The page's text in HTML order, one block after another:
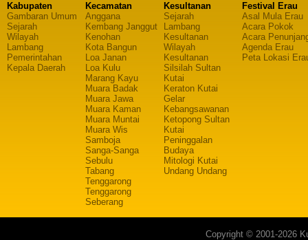
Kabupaten
Gambaran Umum
Sejarah
Wilayah
Lambang
Pemerintahan
Kepala Daerah
Kecamatan
Anggana
Kembang Janggut
Kenohan
Kota Bangun
Loa Janan
Loa Kulu
Marang Kayu
Muara Badak
Muara Jawa
Muara Kaman
Muara Muntai
Muara Wis
Samboja
Sanga-Sanga
Sebulu
Tabang
Tenggarong
Tenggarong
Seberang
Kesultanan
Sejarah
Lambang
Kesultanan
Wilayah
Kesultanan
Silsilah Sultan
Kutai
Keraton Kutai
Gelar
Kebangsawanan
Ketopong Sultan
Kutai
Peninggalan
Budaya
Mitologi Kutai
Undang Undang
Festival Erau
Asal Mula Erau
Acara Pokok
Acara
Agenda Erau
Peta Lokasi
Copyright © 2001-2026